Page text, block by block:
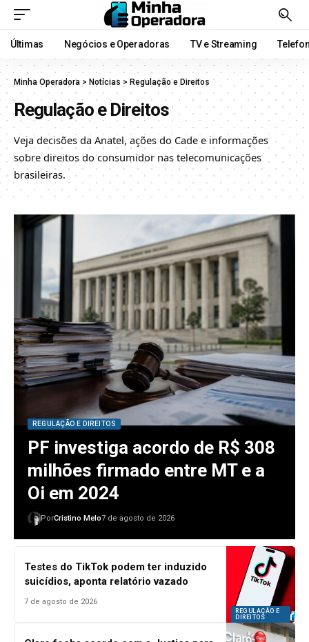
Últimas Negócios e Operadoras TV e Streaming
Minha Operadora > Notícias > Regulação e Direitos
Regulação e Direitos
Veja decisões da Anatel, ações do Cade e informações
sobre direitos do consumidor nas telecomunicações
brasileiras.
REGULAÇÃO E DIREITOS
PF investiga acordo de R$ 308
milhões firmado entre MT e a
Oi em 2024
PorCristino Melo7 de agosto de 2026
REGULAÇÃO E
DIREITOS
Testes do TikTok podem ter induzido
suicídios, aponta relatório vazado
7 de agosto de 2026